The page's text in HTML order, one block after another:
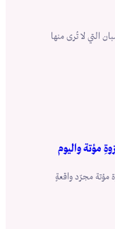
التي لا تُرى منها
مؤتة واليوم
مؤتة مجرّد واقعةٍ